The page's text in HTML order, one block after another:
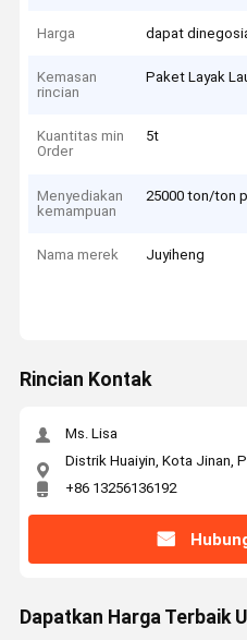
Harga dapat
Kemasan
rincian
Paket Layak
Kuantitas min
Order
5t
Menyediakan
kemampuan
25000 ton/ton
Nama merek Juyiheng
Rincian Kontak
Ms. Lisa
Distrik Huaiyin, Kota Jinan,
+86 13256136192
Dapatkan Harga Terbaik